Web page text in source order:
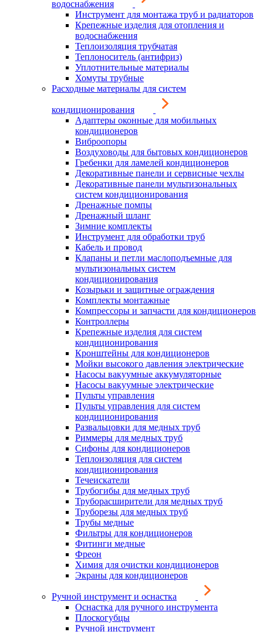
водоснабжения
Инструмент для монтажа труб и радиаторов
Крепежные изделия для отопления и
водоснабжения
Теплоизоляция трубчатая
Теплоноситель (антифриз)
Уплотнительные материалы
Хомуты трубные
Расходные материалы для систем
кондиционирования
Адаптеры оконные для мобильных
кондиционеров
Виброопоры
Воздуховоды для бытовых кондиционеров
Гребенки для ламелей кондиционеров
Декоративные панели и сервисные чехлы
Декоративные панели мультизональных
систем кондиционирования
Дренажные помпы
Дренажный шланг
Зимние комплекты
Инструмент для обработки труб
Кабель и провод
Клапаны и петли маслоподъемные для
мультизональных систем
кондиционирования
Козырьки и защитные ограждения
Комплекты монтажные
Компрессоры и запчасти для кондиционеров
Контроллеры
Крепежные изделия для систем
кондиционирования
Кронштейны для кондиционеров
Мойки высокого давления электрические
Насосы вакуумные аккумуляторные
Насосы вакуумные электрические
Пульты управления
Пульты управления для систем
кондиционирования
Развальцовки для медных труб
Риммеры для медных труб
Сифоны для кондиционеров
Теплоизоляция для систем
кондиционирования
Течеискатели
Трубогибы для медных труб
Труборасширители для медных труб
Труборезы для медных труб
Трубы медные
Фильтры для кондиционеров
Фитинги медные
Фреон
Химия для очистки кондиционеров
Экраны для кондиционеров
Ручной инструмент и оснастка
Оснастка для ручного инструмента
Плоскогубцы
Ручной инструмент